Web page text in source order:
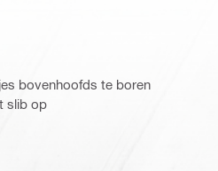
bovenhoofds te boren
slib op